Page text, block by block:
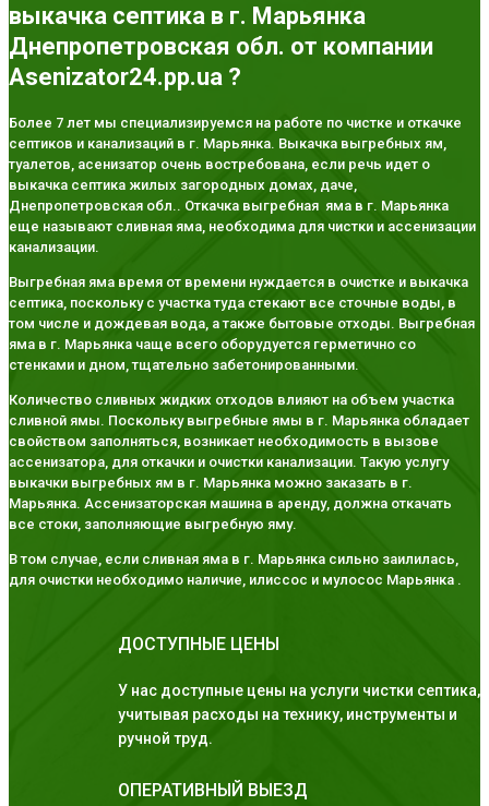
выкачка септика в г. Марьянка
Днепропетровская обл. от компании
Asenizator24.pp.ua ?
Более 7 лет мы специализируемся на работе по чистке и откачке
септиков и канализаций в г. Марьянка. Выкачка выгребных ям,
туалетов, асенизатор очень востребована, если речь идет о
выкачка септика жилых загородных домах, даче,
Днепропетровская обл.. Откачка выгребная яма в г. Марьянка
еще называют сливная яма, необходима для чистки и ассенизации
канализации.
Выгребная яма время от времени нуждается в очистке и выкачка
септика, поскольку с участка туда стекают все сточные воды, в
том числе и дождевая вода, а также бытовые отходы. Выгребная
яма в г. Марьянка чаще всего оборудуется герметично со
стенками и дном, тщательно забетонированными.
Количество сливных жидких отходов влияют на объем участка
сливной ямы. Поскольку выгребные ямы в г. Марьянка обладает
свойством заполняться, возникает необходимость в вызове
ассенизатора, для откачки и очистки канализации. Такую услугу
выкачки выгребных ям в г. Марьянка можно заказать в г.
Марьянка. Ассенизаторская машина в аренду, должна откачать
все стоки, заполняющие выгребную яму.
В том случае, если сливная яма в г. Марьянка сильно заилилась,
для очистки необходимо наличие, илиссос и мулосос Марьянка .
ДОСТУПНЫЕ ЦЕНЫ
У нас доступные цены на услуги чистки септика,
учитывая расходы на технику, инструменты и
ручной труд.
ОПЕРАТИВНЫЙ ВЫЕЗД